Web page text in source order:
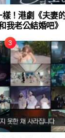
！港劇《夫妻的
我老公結婚吧》